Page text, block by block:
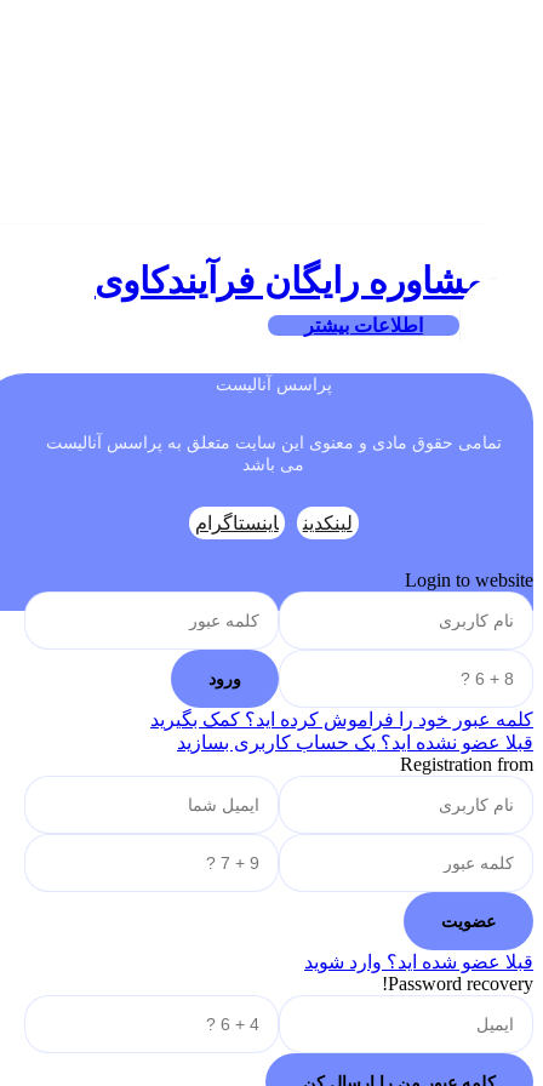
مشاوره رایگان فرآیند‌کاوی
اطلاعات بیشتر
پراسس آنالیست
تمامی حقوق مادی و معنوی این سایت متعلق به پراسس آنالیست
می باشد
لینکدین اینستاگرام
Login to website
کلمه عبور خود را فراموش کرده اید؟ کمک بگیرید
قبلا عضو نشده اید؟ یک حساب کاربری بسازید
Registration from
قبلا عضو شده اید؟ وارد شوید
Password recovery!